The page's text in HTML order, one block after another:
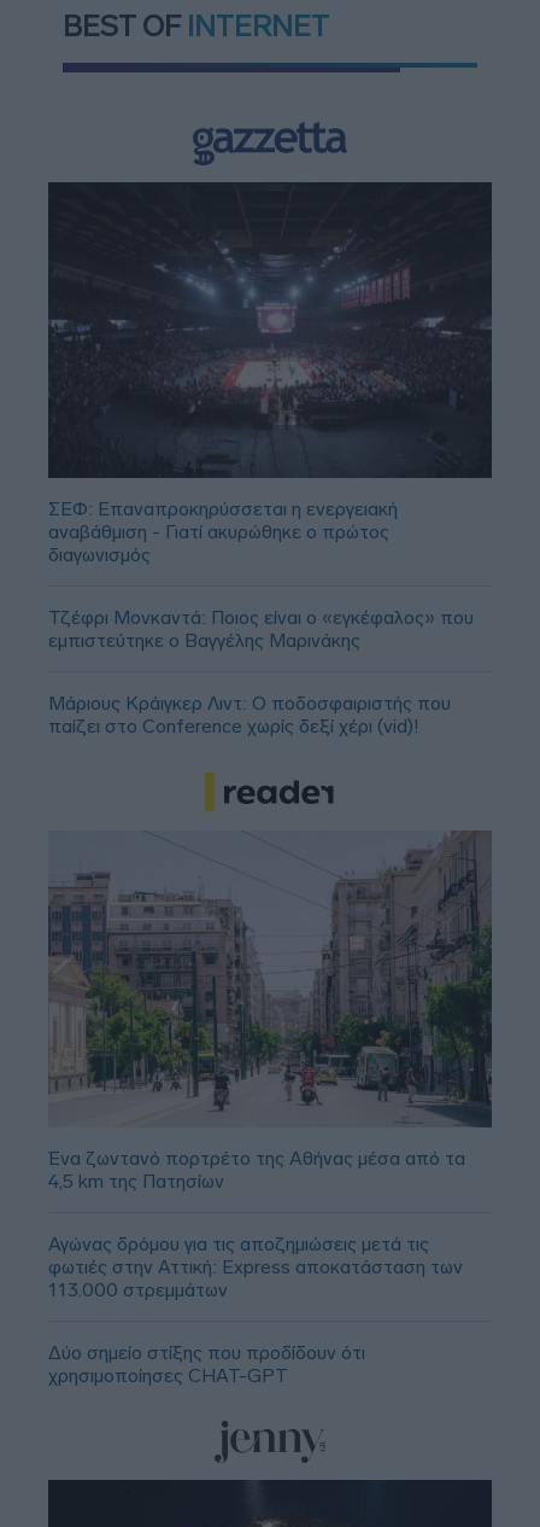
BEST OF INTERNET
ΣΕΦ: Επαναπροκηρύσσεται η ενεργειακή
αναβάθμιση - Γιατί ακυρώθηκε ο πρώτος
διαγωνισμός
Τζέφρι Μονκαντά: Ποιος είναι ο «εγκέφαλος» που
εμπιστεύτηκε ο Βαγγέλης Μαρινάκης
Μάριους Κράιγκερ Λιντ: Ο ποδοσφαιριστής που
παίζει στο Conference χωρίς δεξί χέρι (vid)!
Ένα ζωντανό πορτρέτο της Αθήνας μέσα από τα
4,5 km της Πατησίων
Αγώνας δρόμου για τις αποζημιώσεις μετά τις
φωτιές στην Αττική: Express αποκατάσταση των
113.000 στρεμμάτων
Δύο σημείο στίξης που προδίδουν ότι
χρησιμοποίησες CHAT-GPT